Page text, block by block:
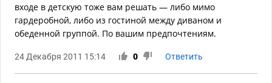
входе в детскую тоже вам решать — либо мимо
гардеробной, либо из гостиной между диваном и
обеденной группой. По вашим предпочтениям.
24 Декабря 2011 15:14 0 Ответить